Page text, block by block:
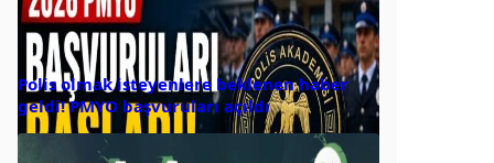
Polis olmak isteyenlere beklenen haber
geldi! PMYO başvuruları açıldı